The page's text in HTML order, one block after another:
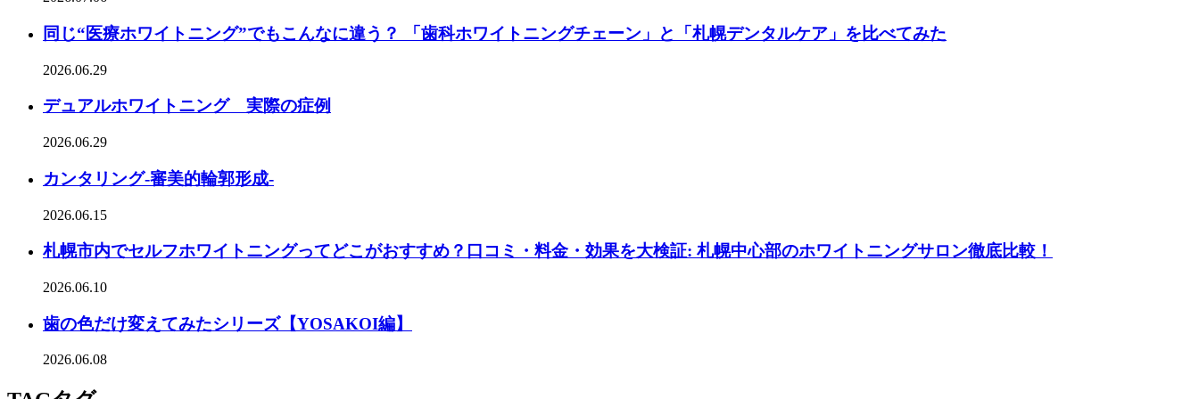
同じ“医療ホワイトニング”でもこんなに違う？ 「歯科ホワイトニングチェーン」と「札幌デンタルケア」を比べてみた
2026.06.29
デュアルホワイトニング 実際の症例
2026.06.29
カンタリング-審美的輪郭形成-
2026.06.15
札幌市内でセルフホワイトニングってどこがおすすめ？口コミ・料金・効果を大検証: 札幌中心部のホワイトニングサロン徹底比較！
2026.06.10
歯の色だけ変えてみたシリーズ【YOSAKOI編】
2026.06.08